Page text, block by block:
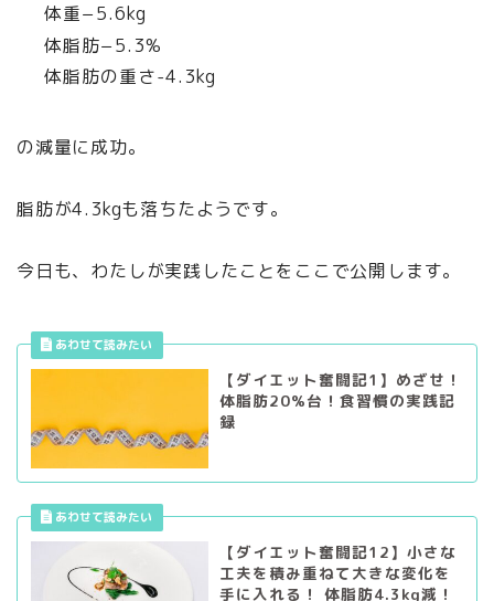
体重−5.6kg
体脂肪−5.3%
体脂肪の重さ-4.3kg
の減量に成功。
脂肪が4.3kgも落ちたようです。
今日も、わたしが実践したことをここで公開します。
【ダイエット奮闘記1】めざせ！
体脂肪20%台！食習慣の実践記
録
【ダイエット奮闘記12】小さな
工夫を積み重ねて大きな変化を
手に入れる！ 体脂肪4.3kg減！